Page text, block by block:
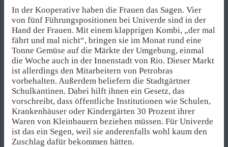
In der Kooperative haben die Frauen das Sagen. Vier
von fünf Führungspositionen bei Univerde sind in der
Hand der Frauen. Mit einem klapprigen Kombi, „der mal
fährt und mal nicht“, bringen sie im Monat rund eine
Tonne Gemüse auf die Märkte der Umgebung, einmal
die Woche auch in der Innenstadt von Rio. Dieser Markt
ist allerdings den Mitarbeitern von Petrobras
vorbehalten. Außerdem beliefern die Stadtgärtner
Schulkantinen. Dabei hilft ihnen ein Gesetz, das
vorschreibt, dass öffentliche Institutionen wie Schulen,
Krankenhäuser oder Kindergärten 30 Prozent ihrer
Waren von Kleinbauern beziehen müssen. Für Univerde
ist das ein Segen, weil sie anderenfalls wohl kaum den
Zuschlag dafür bekommen hätten.